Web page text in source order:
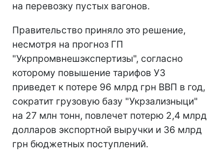
на перевозку пустых вагонов.
Правительство приняло это решение,
несмотря на прогноз ГП
"Укрпромвнешэкспертизы", согласно
которому повышение тарифов УЗ
приведет к потере 96 млрд грн ВВП в год,
сократит грузовую базу "Укрзализныци"
на 27 млн тонн, повлечет потерю 2,4 млрд
долларов экспортной выручки и 36 млрд
грн бюджетных поступлений.